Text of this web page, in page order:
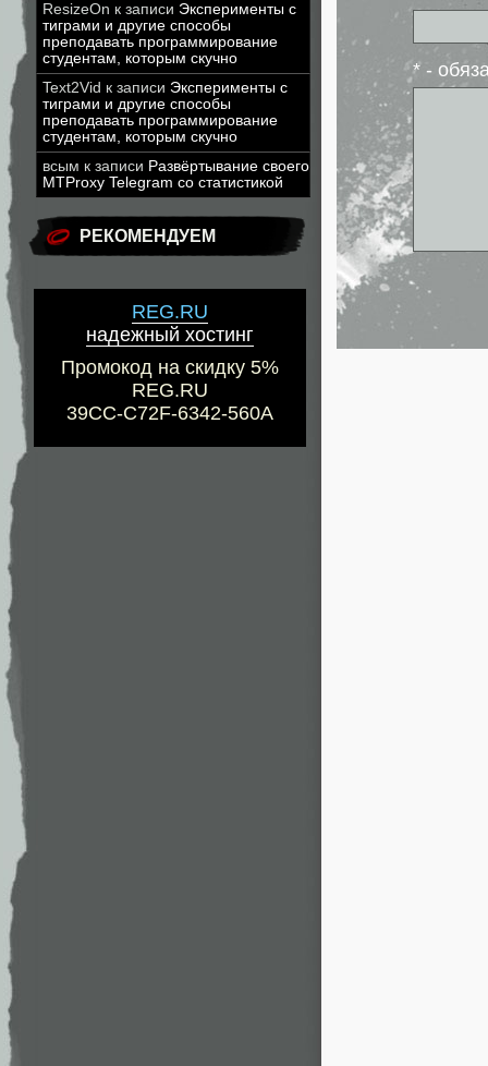
ResizeOn к записи Эксперименты с
тиграми и другие способы
преподавать программирование
студентам, которым скучно
Text2Vid к записи Эксперименты с
тиграми и другие способы
преподавать программирование
студентам, которым скучно
всым к записи Развёртывание своего
MTProxy Telegram со статистикой
РЕКОМЕНДУЕМ
REG.RU
надежный хостинг
Промокод на скидку 5%
REG.RU
39CC-C72F-6342-560A
* -